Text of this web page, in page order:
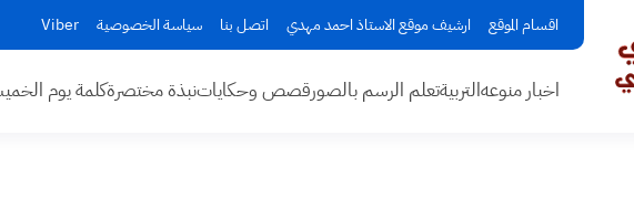
اقسام الموقع ارشيف موقع الاستاذ احمد مهدي اتصل بنا سياسة الخصوصية Viber
اخبار منوعهالتربيةتعلم الرسم بالصورقصص وحكاياتنبذة مختصرةكلمة يوم